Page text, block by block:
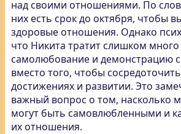
над своими отношениями. По
них есть срок до октября, чтобы
здоровые отношения. Однако
что Никита тратит слишком
самолюбование и демонстрацию
вместо того, чтобы
достижениях и развитии. Это
важный вопрос о том, насколько
могут быть самовлюбленными и
их отношения.